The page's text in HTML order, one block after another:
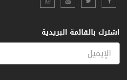
اشترك بالقائمة البريدية